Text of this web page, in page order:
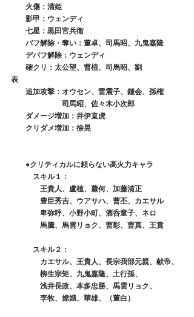
火傷：清姫
影甲：ウェンディ
七星：黒田官兵衛
バフ解除・奪い：董卓、司馬昭、九鬼嘉隆
デバフ解除：ウェンディ
確クリ：太公望、曹植、司馬昭、劉
表
追加攻撃：オウセン、雷震子、鍾会、孫権
司馬昭、佐々木小次郎
ダメージ増加：井伊直虎
クリダメ増加：徐晃
●クリティカルに頼らない高火力キャラ
スキル１：
王貴人、盧植、蕭何、加藤清正
豊臣秀吉、ウアサハ、曹丕、カエサル
卑弥呼、小野小町、酒呑童子、ネロ
馬騰、馬雲リョク、曹彰、曹真、王賁
スキル２：
カエサル、王貴人、長宗我部元親、献帝、
柳生宗矩、九鬼嘉隆、土行孫、
浅井長政、本多忠勝、馬雲リョク、
李牧、嫦娥、華雄、（董白）